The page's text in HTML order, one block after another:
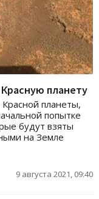
планету
планеты,
попытке
будут взяты
на Земле
9 августа 2021, 09:40